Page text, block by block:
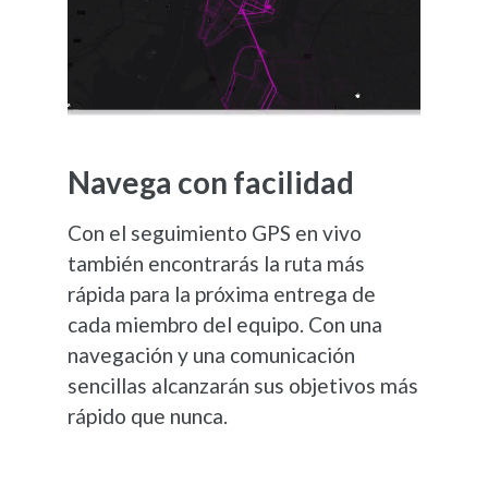
Navega con facilidad
Con el seguimiento GPS en vivo
también encontrarás la ruta más
rápida para la próxima entrega de
cada miembro del equipo. Con una
navegación y una comunicación
sencillas alcanzarán sus objetivos más
rápido que nunca.